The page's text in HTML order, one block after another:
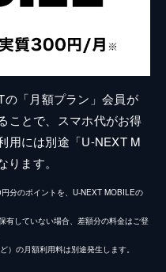
の「月額プラン」会員が
ことで、スマホ代がお得
用には別途「U-NEXT M
ます。
分のポイントを、U-NEXT MOBILEの
有していない場合、差額分の料金はご登
の月額利用料は別途発生します。